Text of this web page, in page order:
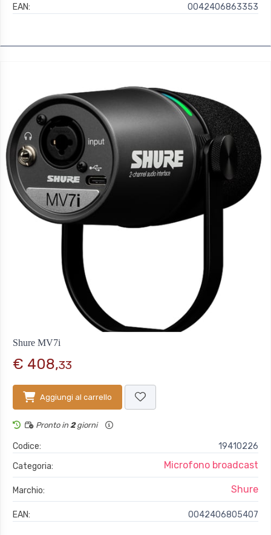
EAN: 0042406863353
Shure MV7i
€ 408,33
Aggiungi al carrello
Pronto in 2giorni
Codice:
19410226
Categoria:
Microfono broadcast
Marchio: Shure
EAN: 0042406805407